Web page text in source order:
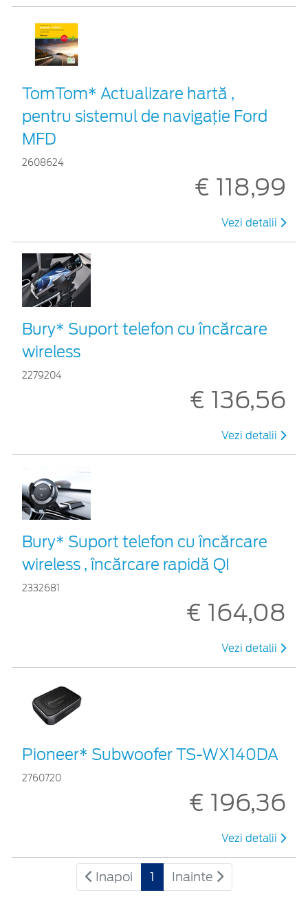
TomTom* Actualizare hartă ,
pentru sistemul de navigaţie Ford
MFD
2608624
€ 118,99
Vezi detalii
Bury* Suport telefon cu încărcare
wireless
2279204
€ 136,56
Vezi detalii
Bury* Suport telefon cu încărcare
wireless , încărcare rapidă QI
2332681
€ 164,08
Vezi detalii
Pioneer* Subwoofer TS-WX140DA
2760720
€ 196,36
Vezi detalii
Inapoi 1 Inainte